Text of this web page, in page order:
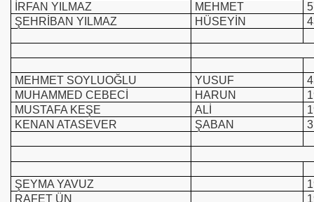
İRFAN YILMAZ MEHMET
ŞEHRİBAN YILMAZ
HÜSEYİN
MEHMET SOYLUOĞLU YUSUF
MUHAMMED CEBECİ
HARUN
MUSTAFA KEŞE
ALİ
KENAN ATASEVER
ŞABAN
ŞEYMA YAVUZ
RAFET ÜN